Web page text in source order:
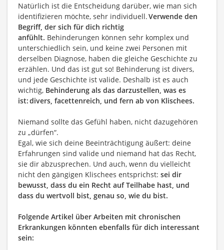
Natürlich ist die Entscheidung darüber, wie man sich
identifizieren möchte, sehr individuell.Verwende den
Begriff, der sich für dich richtig
anfühlt. Behinderungen können sehr komplex und
unterschiedlich sein, und keine zwei Personen mit
derselben Diagnose, haben die gleiche Geschichte zu
erzählen. Und das ist gut so! Behinderung ist divers,
und jede Geschichte ist valide. Deshalb ist es auch
wichtig, Behinderung als das darzustellen, was es
ist:divers, facettenreich, und fern ab von Klischees.
Niemand sollte das Gefühl haben, nicht dazugehören
zu „dürfen“.
Egal, wie sich deine Beeinträchtigung äußert: deine
Erfahrungen sind valide und niemand hat das Recht,
sie dir abzusprechen. Und auch, wenn du vielleicht
nicht den gängigen Klischees entsprichst: sei dir
bewusst, dass du ein Recht auf Teilhabe hast, und
dass du wertvoll bist, genau so, wie du bist.
Folgende Artikel über Arbeiten mit chronischen
Erkrankungen könnten ebenfalls für dich interessant
sein: